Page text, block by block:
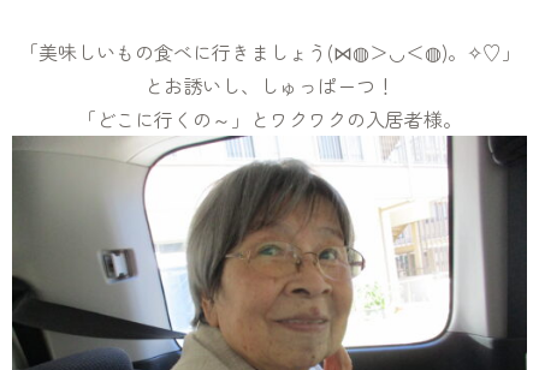
「美味しいもの食べに行きましょう(⋈◍＞◡＜◍)。✧♡」
とお誘いし、しゅっぱーつ！
「どこに行くの～」とワクワクの入居者様。